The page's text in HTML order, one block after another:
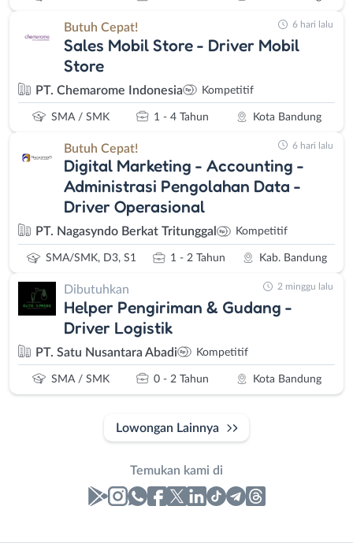
Butuh Cepat!
Sales Mobil Store - Driver Mobil
Store
PT. Chemarome Indonesia Kompetitif
SMA / SMK 1 - 4 Tahun Kota Bandung
6 hari lalu
Butuh Cepat!
Digital Marketing - Accounting -
Administrasi Pengolahan Data -
Driver Operasional
PT. Nagasyndo Berkat Tritunggal Kompetitif
SMA/SMK, D3, S1 1 - 2 Tahun Kab. Bandung
6 hari lalu
Dibutuhkan
Helper Pengiriman & Gudang -
Driver Logistik
PT. Satu Nusantara Abadi Kompetitif
SMA / SMK 0 - 2 Tahun Kota Bandung
2 minggu lalu
Lowongan Lainnya
Temukan kami di